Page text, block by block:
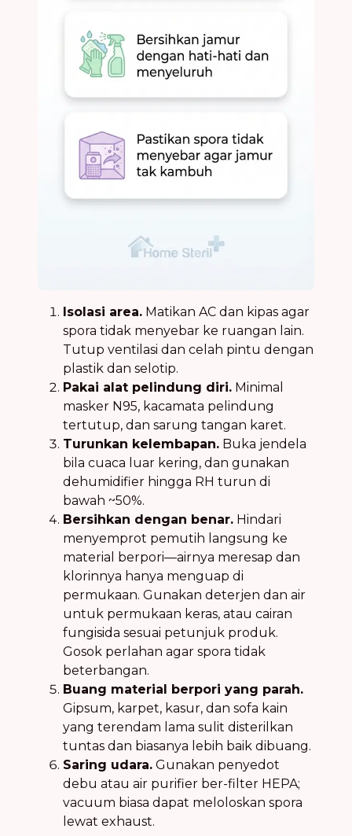
Isolasi area. Matikan AC dan kipas agar
spora tidak menyebar ke ruangan lain.
Tutup ventilasi dan celah pintu dengan
plastik dan selotip.
Pakai alat pelindung diri. Minimal
masker N95, kacamata pelindung
tertutup, dan sarung tangan karet.
Turunkan kelembapan. Buka jendela
bila cuaca luar kering, dan gunakan
dehumidifier hingga RH turun di
bawah ~50%.
Bersihkan dengan benar. Hindari
menyemprot pemutih langsung ke
material berpori—airnya meresap dan
klorinnya hanya menguap di
permukaan. Gunakan deterjen dan air
untuk permukaan keras, atau cairan
fungisida sesuai petunjuk produk.
Gosok perlahan agar spora tidak
beterbangan.
Buang material berpori yang parah.
Gipsum, karpet, kasur, dan sofa kain
yang terendam lama sulit disterilkan
tuntas dan biasanya lebih baik dibuang.
Saring udara. Gunakan penyedot
debu atau air purifier ber-filter HEPA;
vacuum biasa dapat meloloskan spora
lewat exhaust.